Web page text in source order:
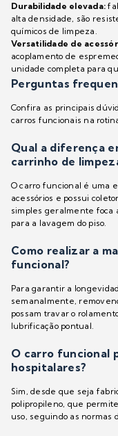
Durabilidade elevada:
alta densidade, são
químicos de limpeza.
Versatilidade de
acoplamento de
unidade completa para
Perguntas
Confira as principais
carros funcionais na
Qual a diferença
carrinho de
O carro funcional é uma
acessórios e possui
simples geralmente foca
para a lavagem do piso.
Como realizar a
funcional?
Para garantir a
semanalmente,
possam travar o
lubrificação pontual.
O carro funcional
hospitalares?
Sim, desde que seja
polipropileno, que
uso, seguindo as normas